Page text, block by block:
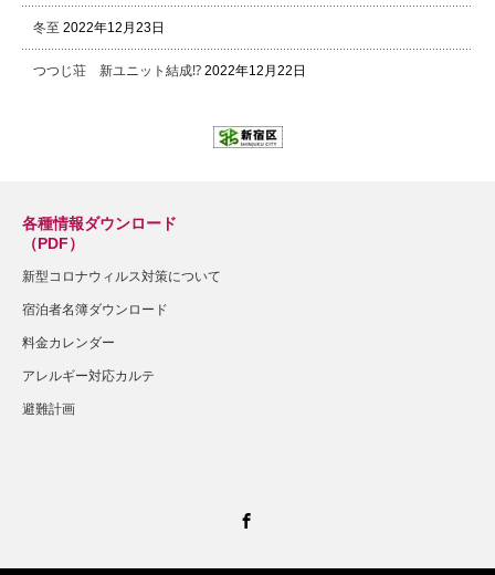
冬至 2022年12月23日
つつじ荘 新ユニット結成⁉ 2022年12月22日
各種情報ダウンロード
（PDF）
新型コロナウィルス対策について
宿泊者名簿ダウンロード
料金カレンダー
アレルギー対応カルテ
避難計画